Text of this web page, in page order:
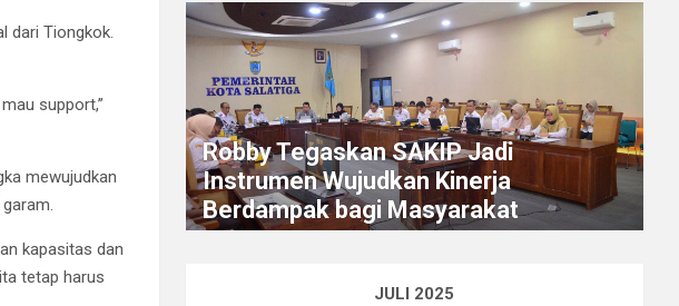
dari Tiongkok.
support,”
mewujudkan
kapasitas dan
tetap harus
Robby Tegaskan SAKIP Jadi
Instrumen Wujudkan Kinerja
Berdampak bagi Masyarakat
JULI 2025